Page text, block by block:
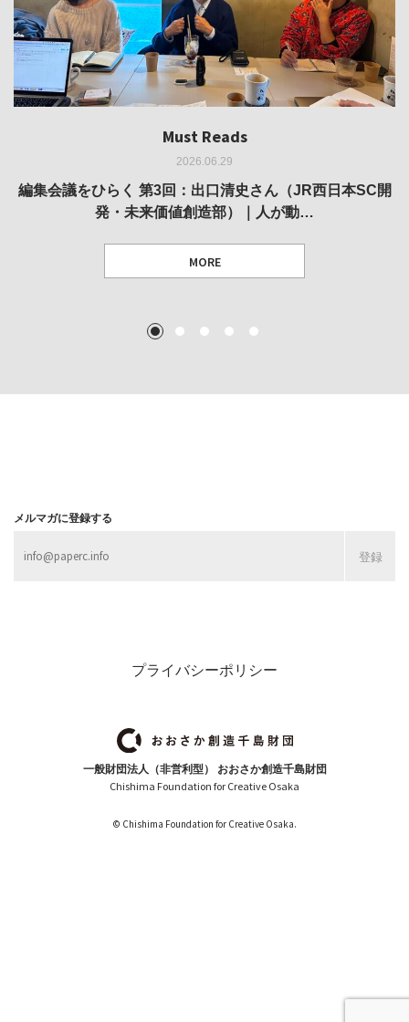
Must Reads
2026.06.29
編集会議をひらく 第3回：出口清史さん（JR西日本SC開
発・未来価値創造部）｜人が動…
MORE
Must Reads
2026.05.14
REVIEW｜果たして美術家・梅津庸一は、「大阪のゆかり
作家」となることができたのか…
Must Reads
2026.03.11
REPORT｜博覧会の残像
MORE
Must Reads
2026.02.25
REVIEW｜菊池聡太朗 個展「余りの風景」
MORE
Must Reads
2025.10.01
REVIEW｜生の存在証明としての線——「ライフライン」
展
1 2 3 4 5
メルマガに登録する
プライバシーポリシー
一般財団法人（非営利型） おおさか創造千島財団
Chishima Foundation for Creative Osaka
© Chishima Foundation for Creative Osaka.